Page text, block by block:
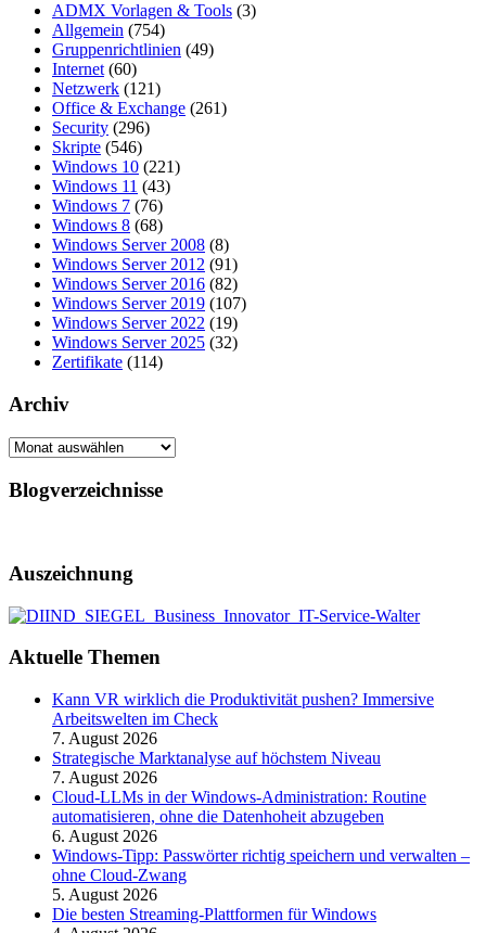
ADMX Vorlagen & Tools (3)
Allgemein (754)
Gruppenrichtlinien (49)
Internet(60)
Netzwerk (121)
Office & Exchange (261)
Security (296)
Skripte (546)
Windows 10 (221)
Windows 11 (43)
Windows 7 (76)
Windows 8 (68)
Windows Server 2008 (8)
Windows Server 2012 (91)
Windows Server 2016 (82)
Windows Server 2019 (107)
Windows Server 2022 (19)
Windows Server 2025 (32)
Zertifikate (114)
Archiv
Archiv
Blogverzeichnisse
Auszeichnung
Aktuelle Themen
Kann VR wirklich die Produktivität pushen? Immersive
Arbeitswelten im Check
7. August 2026
Strategische Marktanalyse auf höchstem Niveau
7. August 2026
Cloud-LLMs in der Windows-Administration: Routine
automatisieren, ohne die Datenhoheit abzugeben
6. August 2026
Windows-Tipp: Passwörter richtig speichern und verwalten –
ohne Cloud-Zwang
5. August 2026
Die besten Streaming-Plattformen für Windows